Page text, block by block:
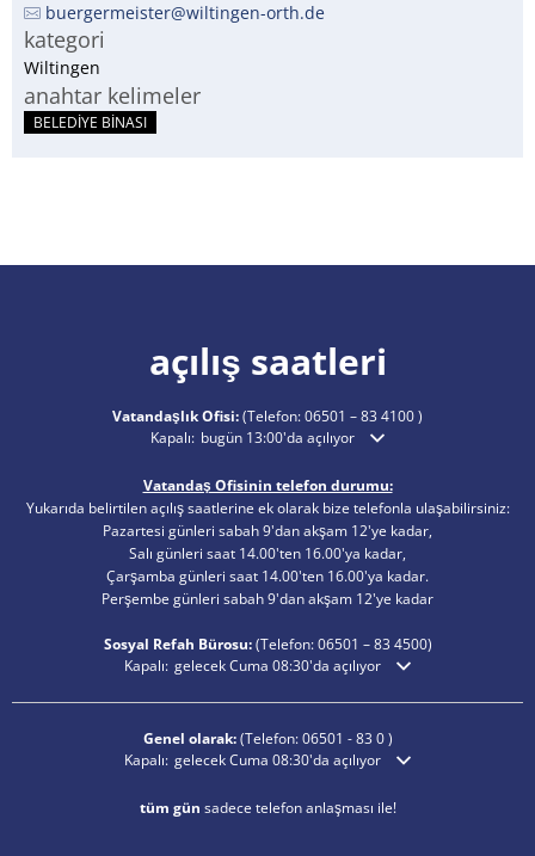
buergermeister@wiltingen-orth.de
kategori
Wiltingen
anahtar kelimeler
BELEDIYE BINASI
açılış saatleri
Vatandaşlık Ofisi:(Telefon:06501 – 83 4100)
Ek açılış veya kapanış saatlerini gizlemek için tıklayın
Kapalı: bugün 13:00'da açılıyor
Vatandaş Ofisinin telefon durumu:
Yukarıda belirtilen açılış saatlerine ek olarak bize telefonla ulaşabilirsiniz:
Pazartesi günleri sabah 9'dan akşam 12'ye kadar,
Salı günleri saat 14.00'ten 16.00'ya kadar,
Çarşamba günleri saat 14.00'ten 16.00'ya kadar.
Perşembe günleri sabah 9'dan akşam 12'ye kadar
Sosyal Refah Bürosu:(Telefon:06501 – 834500)
Ek açılış veya kapanış saatlerini gizlemek için tıklayın
Kapalı: gelecek Cuma 08:30'da açılıyor
Genel olarak:(Telefon:06501 - 83 0)
Ek açılış veya kapanış saatlerini gizlemek için tıklayın
Kapalı: gelecek Cuma 08:30'da açılıyor
tüm gün sadece telefon anlaşması ile!